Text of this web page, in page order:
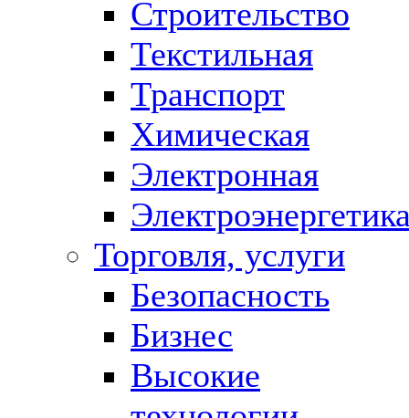
Строительство
Текстильная
Транспорт
Химическая
Электронная
Торговля, услуги
Безопасность
Бизнес
Высокие